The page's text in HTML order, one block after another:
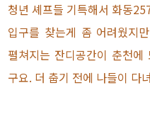
청년 셰프들 기특해서 화동
입구를 찾는게 좀 어려웠지
펼쳐지는 잔디공간이 춘천
구요. 더 춥기 전에 나들이 다